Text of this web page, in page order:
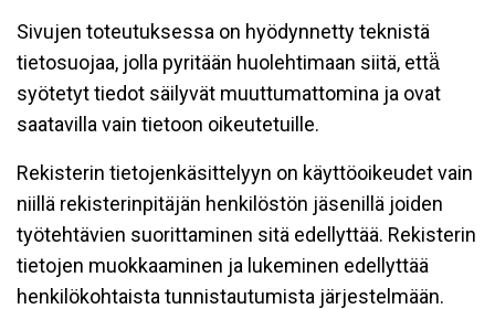
Sivujen toteutuksessa on hyödynnetty teknistä
tietosuojaa, jolla pyritään huolehtimaan siitä, että̈
syötetyt tiedot säilyvät muuttumattomina ja ovat
saatavilla vain tietoon oikeutetuille.
Rekisterin tietojenkäsittelyyn on käyttöoikeudet vain
niillä rekisterinpitäjän henkilöstön jäsenillä joiden
työtehtävien suorittaminen sitä edellyttää. Rekisterin
tietojen muokkaaminen ja lukeminen edellyttää
henkilökohtaista tunnistautumista järjestelmään.